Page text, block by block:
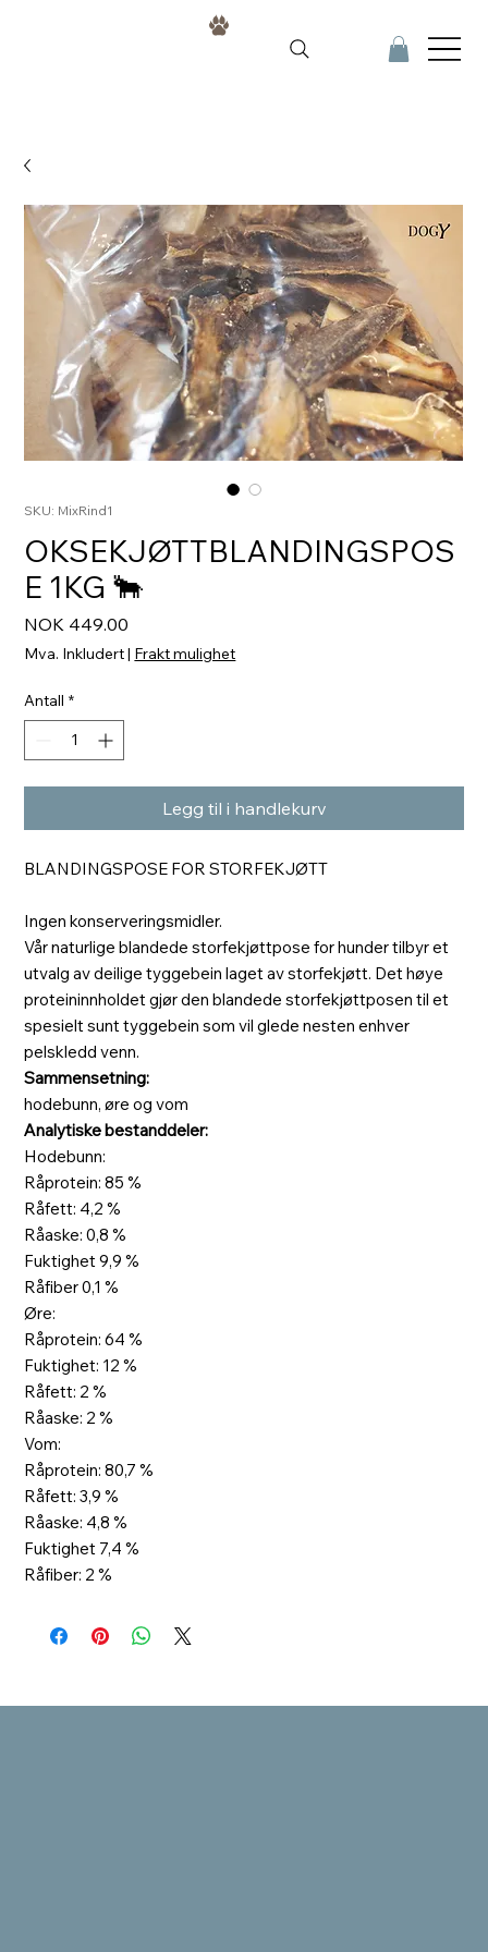
SKU: MixRind1
OKSEKJØTTBLANDINGSPOS
E 1KG 🐂
NOK 449.00
Mva. Inkludert| Frakt mulighet
Antall *
Legg til i handlekurv
BLANDINGSPOSE FOR STORFEKJØTT
Ingen konserveringsmidler.
Vår naturlige blandede storfekjøttpose for hunder tilbyr et
utvalg av deilige tyggebein laget av storfekjøtt. Det høye
proteininnholdet gjør den blandede storfekjøttposen til et
spesielt sunt tyggebein som vil glede nesten enhver
pelskledd venn.
Sammensetning:
hodebunn, øre og vom
Analytiske bestanddeler:
Hodebunn:
Råprotein: 85 %
Råfett: 4,2 %
Råaske: 0,8 %
Fuktighet 9,9 %
Råfiber 0,1 %
Øre:
Råprotein: 64 %
Fuktighet: 12 %
Råfett: 2 %
Råaske: 2 %
Vom:
Råprotein: 80,7 %
Råfett: 3,9 %
Råaske: 4,8 %
Fuktighet 7,4 %
Råfiber: 2 %